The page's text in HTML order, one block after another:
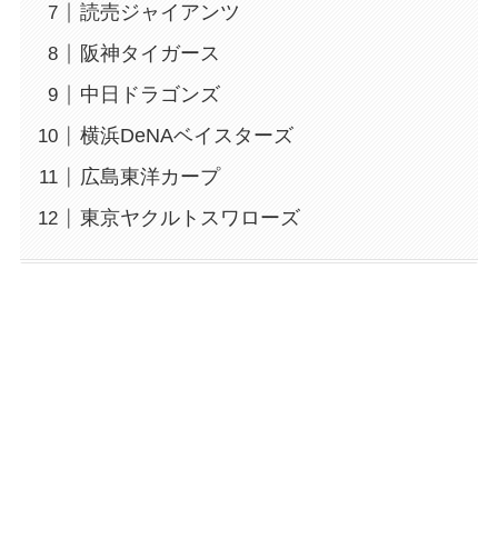
読売ジャイアンツ
阪神タイガース
中日ドラゴンズ
横浜DeNAベイスターズ
広島東洋カープ
東京ヤクルトスワローズ